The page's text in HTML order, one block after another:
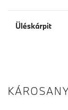
Üléskárpit